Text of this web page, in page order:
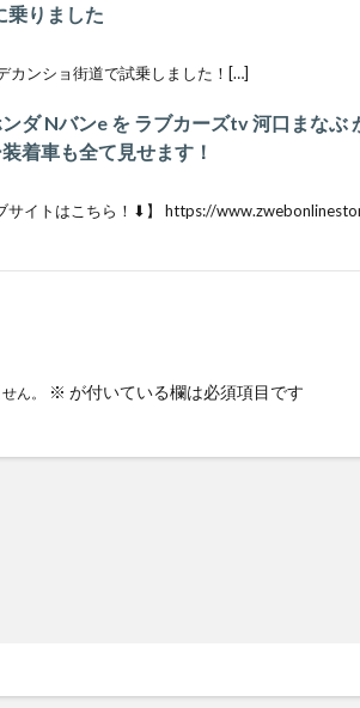
乗りました
カンショ街道で試乗しました！[…]
ンダ Nバンe を ラブカーズtv 河口まなぶ
着車も全て見せます！
サイトはこちら！⬇︎】 https://
ん。 ※ が付いている欄は必須項目です